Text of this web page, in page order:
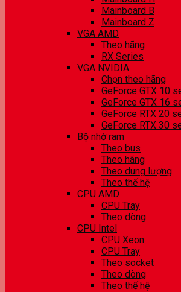
Mainboard B
Mainboard Z
VGA AMD
Theo hãng
RX Series
VGA NVIDIA
Chọn theo hãng
GeForce GTX 10
GeForce GTX 16
GeForce RTX 20
GeForce RTX 30
Bộ nhớ ram
Theo bus
Theo hãng
Theo dung lượng
Theo thế hệ
CPU AMD
CPU Tray
Theo dòng
CPU Intel
CPU Xeon
CPU Tray
Theo socket
Theo dòng
Theo thế hệ